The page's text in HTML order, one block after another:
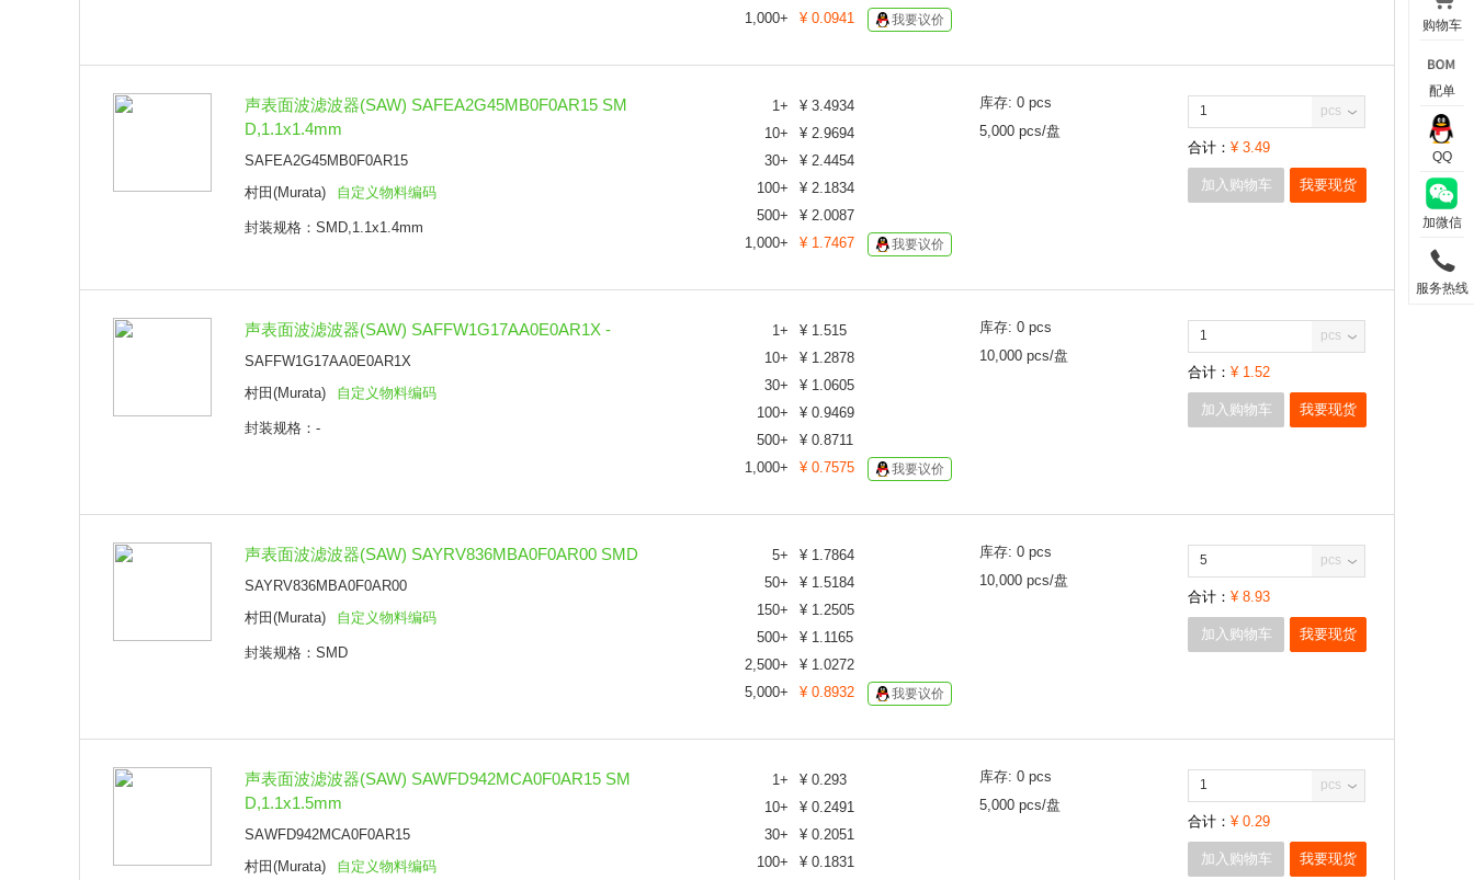
1,000+ ¥ 0.0941 我要议价
声表面波滤波器(SAW) SAFEA2G45MB0F0AR15 SM
D,1.1x1.4mm
SAFEA2G45MB0F0AR15
村田(Murata)
自定义物料编码
封装规格：SMD,1.1x1.4mm
1+ ¥ 3.4934
10+ ¥ 2.9694
30+ ¥ 2.4454
100+ ¥ 2.1834
500+ ¥ 2.0087
1,000+ ¥ 1.7467 我要议价
库存: 0 pcs
5,000 pcs/盘
pcs
合计： ¥ 3.49
加入购物车 我要现货
声表面波滤波器(SAW) SAFFW1G17AA0E0AR1X -
SAFFW1G17AA0E0AR1X
村田(Murata)
自定义物料编码
封装规格：-
1+ ¥ 1.515
10+ ¥ 1.2878
30+ ¥ 1.0605
100+ ¥ 0.9469
500+ ¥ 0.8711
1,000+ ¥ 0.7575 我要议价
库存: 0 pcs
10,000 pcs/盘
pcs
合计： ¥ 1.52
加入购物车 我要现货
声表面波滤波器(SAW) SAYRV836MBA0F0AR00 SMD
SAYRV836MBA0F0AR00
村田(Murata)
自定义物料编码
封装规格：SMD
5+ ¥ 1.7864
50+ ¥ 1.5184
150+ ¥ 1.2505
500+ ¥ 1.1165
2,500+ ¥ 1.0272
5,000+ ¥ 0.8932 我要议价
库存: 0 pcs
10,000 pcs/盘
pcs
合计： ¥ 8.93
加入购物车 我要现货
声表面波滤波器(SAW) SAWFD942MCA0F0AR15 SM
D,1.1x1.5mm
SAWFD942MCA0F0AR15
村田(Murata)
自定义物料编码
1+ ¥ 0.293
10+ ¥ 0.2491
30+ ¥ 0.2051
100+ ¥ 0.1831
库存: 0 pcs
5,000 pcs/盘
pcs
合计： ¥ 0.29
加入购物车 我要现货
购物车
配单
QQ
加微信
服务热线